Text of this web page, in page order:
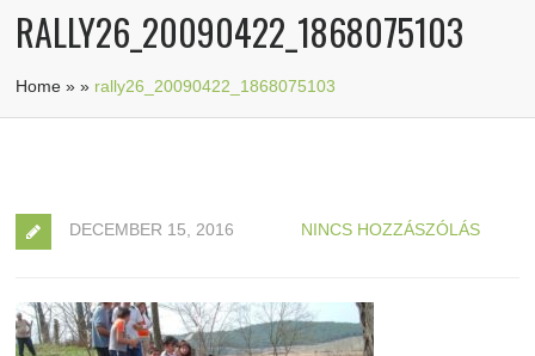
RALLY26_20090422_1868075103
Home »» rally26_20090422_1868075103
DECEMBER 15, 2016 NINCS HOZZÁSZÓLÁS